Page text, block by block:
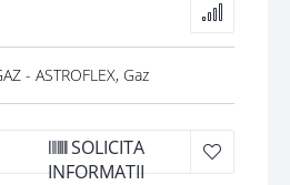
- ASTROFLEX, Gaz
SOLICITA
INFORMATII